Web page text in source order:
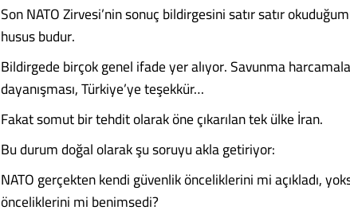
Son NATO Zirvesi’nin sonuç bildirgesini satır satır
husus budur.
Bildirgede birçok genel ifade yer alıyor. Savunma
dayanışması, Türkiye’ye teşekkür…
Fakat somut bir tehdit olarak öne çıkarılan tek ülke İran.
Bu durum doğal olarak şu soruyu akla getiriyor:
NATO gerçekten kendi güvenlik önceliklerini mi açıkladı,
önceliklerini mi benimsedi?